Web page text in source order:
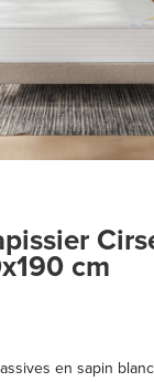
cm
en sapin blanc